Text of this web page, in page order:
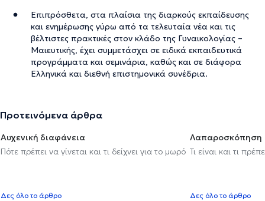
Επιπρόσθετα, στα πλαίσια της διαρκούς εκπαίδευσης
και ενημέρωσης γύρω από τα τελευταία νέα και τις
βέλτιστες πρακτικές στον κλάδο της Γυναικολογίας –
Μαιευτικής, έχει συμμετάσχει σε ειδικά εκπαιδευτικά
προγράμματα και σεμινάρια, καθώς και σε διάφορα
Ελληνικά και διεθνή επιστημονικά συνέδρια.
Προτεινόμενα άρθρα
Αυχενική διαφάνεια
Πότε πρέπει να γίνεται και τι δείχνει για το μωρό
Δες όλο το άρθρο
Λαπαροσκόπηση
Τι είναι και τι
Δες όλο το άρθρο